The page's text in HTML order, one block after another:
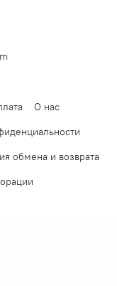
О нас
обмена и возврата